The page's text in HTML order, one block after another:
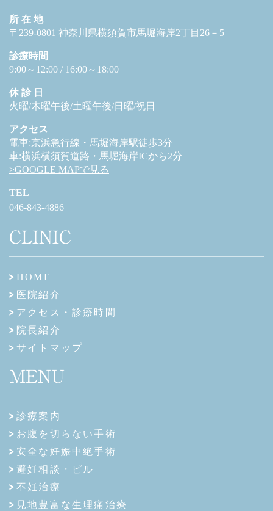
所 在 地
〒239-0801 神奈川県横須賀市馬堀海岸2丁目26－5
診療時間
9:00～12:00 / 16:00～18:00
休 診 日
火曜/木曜午後/土曜午後/日曜/祝日
アクセス
電車:京浜急行線・馬堀海岸駅徒歩3分
車:横浜横須賀道路・馬堀海岸ICから2分
>GOOGLE MAPで見る
TEL
046-843-4886
CLINIC
HOME
医院紹介
アクセス・診療時間
院長紹介
サイトマップ
MENU
診療案内
お腹を切らない手術
安全な妊娠中絶手術
避妊相談・ピル
不妊治療
見地豊富な生理痛治療